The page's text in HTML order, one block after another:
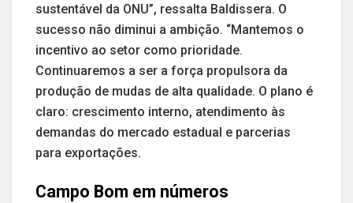
sustentável da ONU”, ressalta Baldissera. O
sucesso não diminui a ambição. “Mantemos o
incentivo ao setor como prioridade.
Continuaremos a ser a força propulsora da
produção de mudas de alta qualidade. O plano é
claro: crescimento interno, atendimento às
demandas do mercado estadual e parcerias
para exportações.
Campo Bom em números